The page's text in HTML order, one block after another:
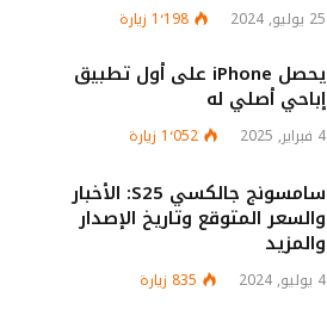
25 يوليو, 2024 1٬198 زيارة
يحصل iPhone على أول تطبيق
إباحي أصلي له
4 فبراير, 2025 1٬052 زيارة
سامسونج جالكسي S25: الأخبار
والسعر المتوقع وتاريخ الإصدار
والمزيد
4 يوليو, 2024 835 زيارة